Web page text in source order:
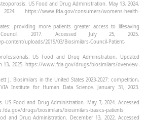
US Food and Drug Administration. May 13, 2024.
https://www.fda.gov/consumers/womens-health-
providing more patients greater access to lifesaving
Council. 2017. Accessed July 25, 2025.
content/uploads/2019/03/Biosimilars-Council-Patient-
US Food and Drug Administration. Updated
13, 2025. https://www.fda.gov/drugs/biosimilars/overview-
J. Biosimilars in the United States 2023-2027: competition,
Institute for Human Data Science. January 31, 2023.
US Food and Drug Administration. May 7, 2024. Accessed
drugs/biosimilars/biosimilars-basics-patients
and Drug Administration. December 13, 2022. Accessed